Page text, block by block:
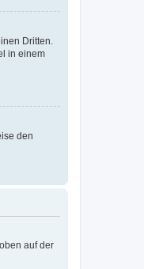
Dritten.
in einem
den
auf der